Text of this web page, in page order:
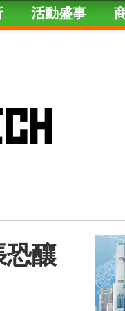
活動盛事
恐釀